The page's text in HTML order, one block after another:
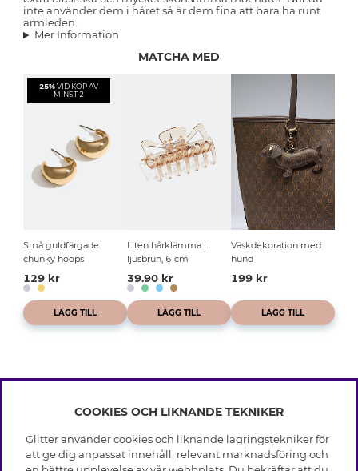
inte använder dem i håret så är dem fina att bara ha runt
armleden.
Mer Information
MATCHA MED
25% VID KÖP AV
MINST 2
Små guldfärgade
chunky hoops
129 kr
LÄGG TILL
Liten hårklämma i
ljusbrun, 6 cm
39.90 kr
LÄGG TILL
Väskdekoration med
hund
199 kr
LÄGG TILL
INFO
Leverans
Villkor
OM GLITTER
COOKIES OCH LIKNANDE TEKNIKER
Glitter använder cookies och liknande lagringstekniker för
att ge dig anpassat innehåll, relevant marknadsföring och